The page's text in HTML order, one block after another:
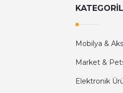
Mobilya &
Market &
Elektronik